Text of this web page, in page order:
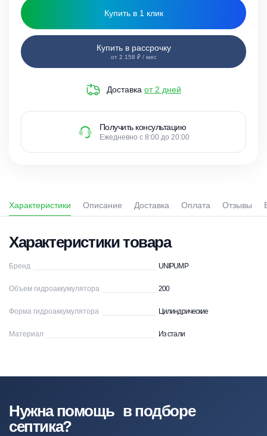
Купить в 1 клик
Купить в рассрочку
от 2 158 ₽ / мес
Доставка от 2 дней
Получить консультацию
Ежедневно с 8:00 до 20:00
Характеристики Описание Доставка Оплата Отзывы
Характеристики товара
Бренд UNIPUMP
Объем гидроаккумулятора 200
Форма гидроаккумулятора Цилиндрические
Материал Из стали
Нужна помощь в подборе
септика?